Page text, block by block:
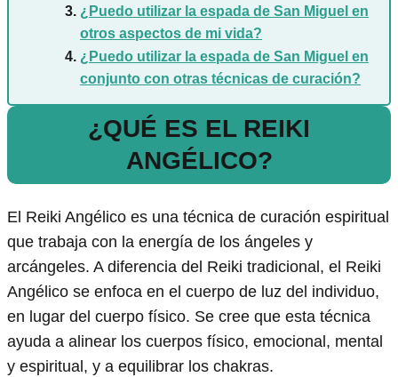
¿Puedo utilizar la espada de San Miguel en
otros aspectos de mi vida?
¿Puedo utilizar la espada de San Miguel en
conjunto con otras técnicas de curación?
¿QUÉ ES EL REIKI
ANGÉLICO?
El Reiki Angélico es una técnica de curación espiritual
que trabaja con la energía de los ángeles y
arcángeles. A diferencia del Reiki tradicional, el Reiki
Angélico se enfoca en el cuerpo de luz del individuo,
en lugar del cuerpo físico. Se cree que esta técnica
ayuda a alinear los cuerpos físico, emocional, mental
y espiritual, y a equilibrar los chakras.